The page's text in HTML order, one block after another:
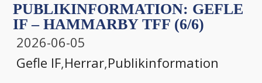
PUBLIKINFORMATION: GEFLE
IF – HAMMARBY TFF (6/6)
2026-06-05
Gefle IF,Herrar,Publikinformation